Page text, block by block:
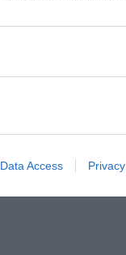
Data Access